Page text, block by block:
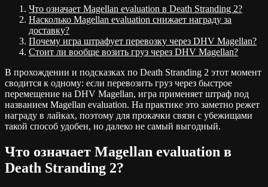
Что означает Magellan evaluation в Death Stranding 2?
Насколько Magellan evaluation снижает награду за
доставку?
Почему игра штрафует перевозку через DHV Magellan?
Стоит ли вообще возить груз через DHV Magellan?
В прохождении и подсказках по Death Stranding 2 этот момент
сводится к одному: если перевозить груз через быстрое
перемещение на DHV Magellan, игра применяет штраф под
названием Magellan evaluation. На практике это заметно режет
награду в лайках, поэтому для прокачки связи с убежищами
такой способ удобен, но далеко не самый выгодный.
Что означает Magellan evaluation в
Death Stranding 2?